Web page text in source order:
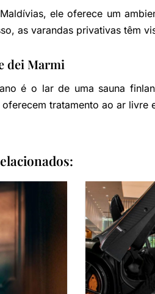
ele oferece um
as varandas privativas têm
dei Marmi
é o lar de uma sauna
tratamento ao ar